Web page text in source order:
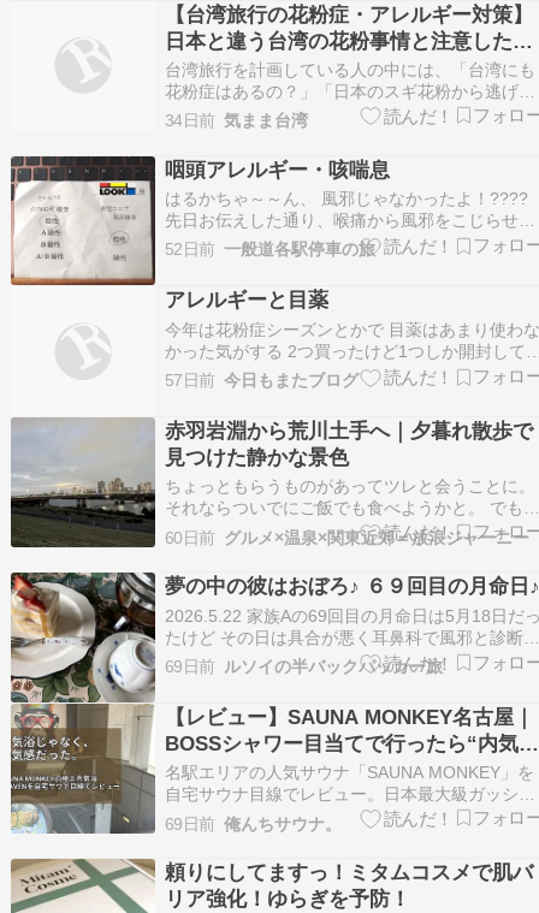
【台湾旅行の花粉症・アレルギー対策】
日本と違う台湾の花粉事情と注意したい
食物アレルギー料理
台湾旅行を計画している人の中には、「台湾にも
花粉症はあるの？」「日本のスギ花粉から逃げら
れる？」「食物アレルギーがあるけれど、台湾料
理は大丈夫？」と不安に感じる人もいるかもしれ
ません。 台湾は日本と気候も食文化も違います。
日本では春のスギ・ヒノキ花粉が大きな話題にな
りますが、台湾…
34日前 気まま台湾
咽頭アレルギー・咳喘息
はるかちゃ～～ん、 風邪じゃなかったよ！????
先日お伝えした通り、喉痛から風邪をこじらせし
つこい咳に発展しておりました。 先日の土日で一
度は完治したと思っていたなんだけどな
あ・・・。 なんせLOOKで横浜まで100km走って
きた位でしたから・・・。 それでも今週月曜日か
ら咳が…
52日前 一般道各駅停車の旅
アレルギーと目薬
今年は花粉症シーズンとかで 目薬はあまり使わな
かった気がする 2つ買ったけど1つしか開封して
ないし まだ半分以上残っている。 【第2類医薬
品】ロートアルガードクリアブロックZ 13mL こ
のロートのアルガードクリアブロックZを 春の時
期は愛用している。 目のかゆみなどを抑えて…
57日前 今日もまたブログ
赤羽岩淵から荒川土手へ｜夕暮れ散歩で
見つけた静かな景色
ちょっともらうものがあってツレと会うことに。
それならついでにご飯でも食べようかと。 でもそ
れだけもつまんないから、なんとなく赤羽岩淵の
方へでも行ってみようかなと。 前からよく聞く駅
なんだけど全くどんな感じか知らなくて。 周辺も
含めてね。 ツレに言ったら「いいよ」というので
散歩…
60日前 グルメ×温泉×関東近郊＝放浪ジャーニー
夢の中の彼はおぼろ♪ ６９回目の月命日♪
2026.5.22 家族Aの69回目の月命日は5月18日だ
たけど その日は具合が悪く耳鼻科で風邪と診断。
酷い花粉症だと思って行ったんだけど、 先生が
「花粉症の薬が効かなかったでしょ？それは風邪
なのよ！」と。 というわけで数日遅れて竹芝へ月
命日参り。 この日は雨だったので、自分…
69日前 ルソイの半バックパッカー旅
【レビュー】SAUNA MONKEY名古屋｜
BOSSシャワー目当てで行ったら“内気浴
Heaven”が想像以上だった
名駅エリアの人気サウナ「SAUNA MONKEY」を
自宅サウナ目線でレビュー。日本最大級ガッシン
グのBOSSシャワーや、極上内気浴Heavenの魅力
を体験談を交えて紹介します。雨の日や花粉症シ
ーズンにもおすすめの名古屋サウナです。
69日前 俺んちサウナ。
頼りにしてますっ！ミタムコスメで肌バ
リア強化！ゆらぎを予防！